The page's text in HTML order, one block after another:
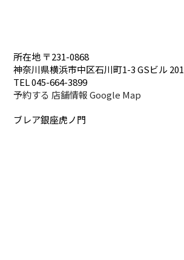
所在地 〒231-0868
神奈川県横浜市中区石川町1-3 GSビル 201
TEL045-664-3899
予約する 店舗情報 Google Map
ブレア銀座虎ノ門